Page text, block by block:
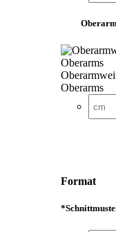
Oberarms
Format
*